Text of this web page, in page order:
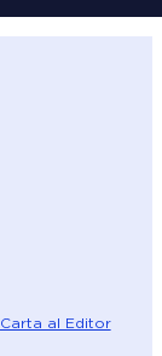
Carta al Editor